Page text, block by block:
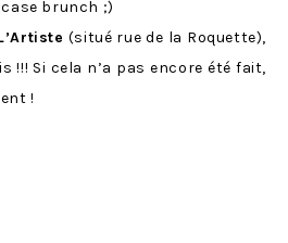
brunch ;)
(situé rue de la Roquette),
!!! Si cela n’a pas encore été fait,
!